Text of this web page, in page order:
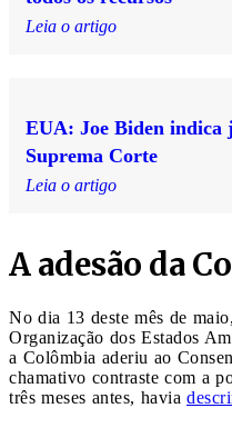
Leia o artigo
EUA: Joe Biden indica
Suprema Corte
Leia o artigo
A adesão da
No dia 13 deste mês de
Organização dos Estados
a Colômbia aderiu ao
chamativo contraste com a
três meses antes, havia